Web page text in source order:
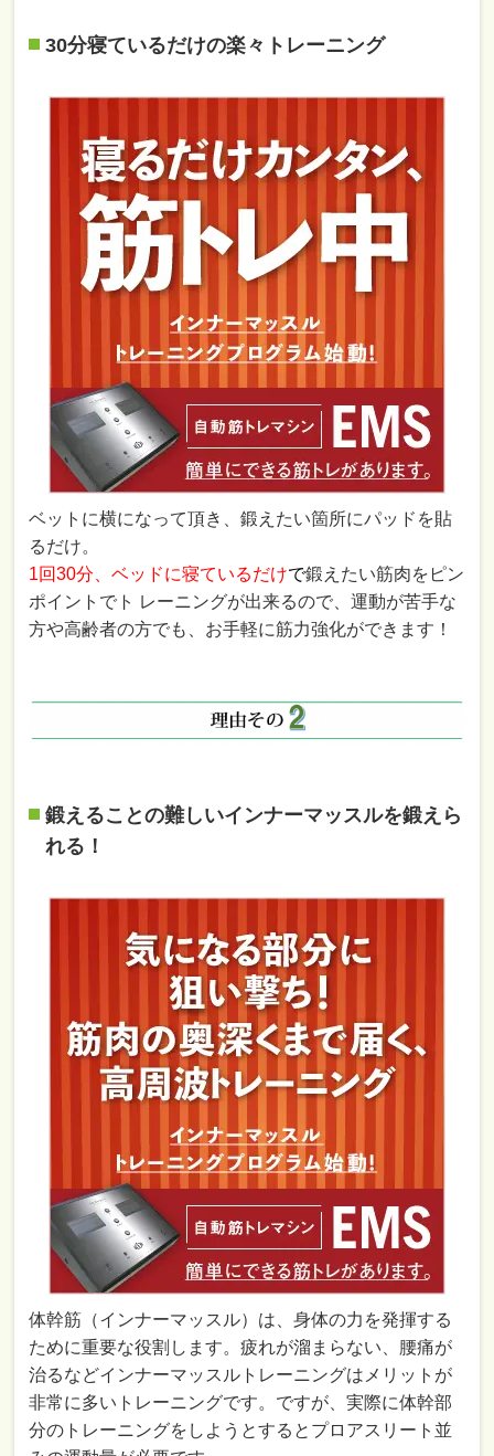
30分寝ているだけの楽々トレーニング
ベットに横になって頂き、鍛えたい箇所にパッドを貼
るだけ。
1回30分、ベッドに寝ているだけで鍛えたい筋肉をピン
ポイントでト レーニングが出来るので、運動が苦手な
方や高齢者の方でも、お手軽に筋力強化ができます！
鍛えることの難しいインナーマッスルを鍛えら
れる！
体幹筋（インナーマッスル）は、身体の力を発揮する
ために重要な役割します。疲れが溜まらない、腰痛が
治るなどインナーマッスルトレーニングはメリットが
非常に多いトレーニングです。ですが、実際に体幹部
分のトレーニングをしようとするとプロアスリート並